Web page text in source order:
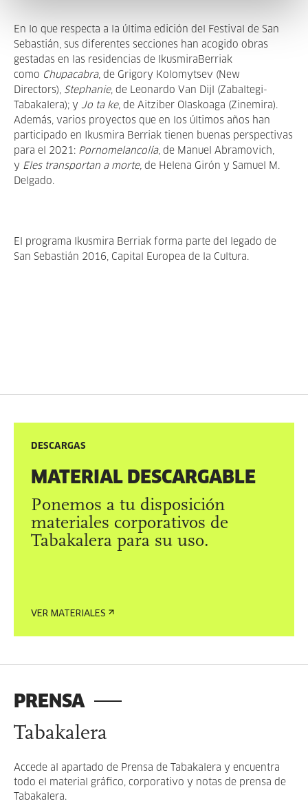
En lo que respecta a la última edición del Festival de San
Sebastián, sus diferentes secciones han acogido obras
gestadas en las residencias de IkusmiraBerriak
como Chupacabra, de Grigory Kolomytsev (New
Directors), Stephanie, de Leonardo Van Dijl (Zabaltegi-
Tabakalera); y Jo ta ke, de Aitziber Olaskoaga (Zinemira).
Además, varios proyectos que en los últimos años han
participado en Ikusmira Berriak tienen buenas perspectivas
para el 2021: Pornomelancolía, de Manuel Abramovich,
y Eles transportan a morte, de Helena Girón y Samuel M.
Delgado.
El programa Ikusmira Berriak forma parte del legado de
San Sebastián 2016, Capital Europea de la Cultura.
DESCARGAS
MATERIAL DESCARGABLE
Ponemos a tu disposición
materiales corporativos de
Tabakalera para su uso.
VER MATERIALES
PRENSA
Tabakalera
Accede al apartado de Prensa de Tabakalera y encuentra
todo el material gráfico, corporativo y notas de prensa de
Tabakalera.